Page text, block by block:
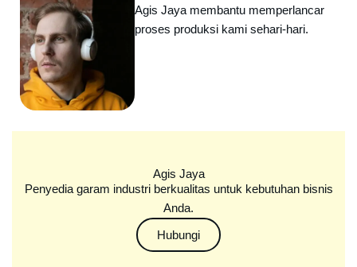
Agis Jaya membantu memperlancar
proses produksi kami sehari-hari.
Agis Jaya
Penyedia garam industri berkualitas untuk kebutuhan bisnis
Anda.
Hubungi